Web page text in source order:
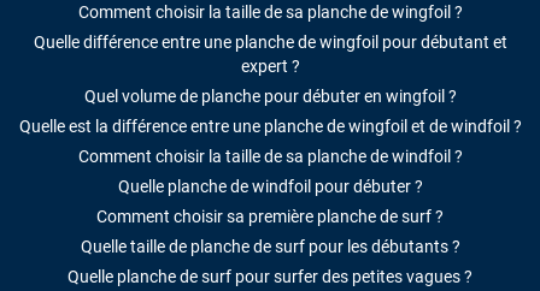
Comment choisir la taille de sa planche de wingfoil ?
Quelle différence entre une planche de wingfoil pour débutant et
expert ?
Quel volume de planche pour débuter en wingfoil ?
Quelle est la différence entre une planche de wingfoil et de windfoil ?
Comment choisir la taille de sa planche de windfoil ?
Quelle planche de windfoil pour débuter ?
Comment choisir sa première planche de surf ?
Quelle taille de planche de surf pour les débutants ?
Quelle planche de surf pour surfer des petites vagues ?